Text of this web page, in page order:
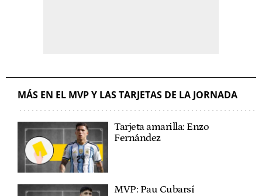
MÁS EN EL MVP Y LAS TARJETAS DE LA JORNADA
Tarjeta amarilla: Enzo
Fernández
MVP: Pau Cubarsí